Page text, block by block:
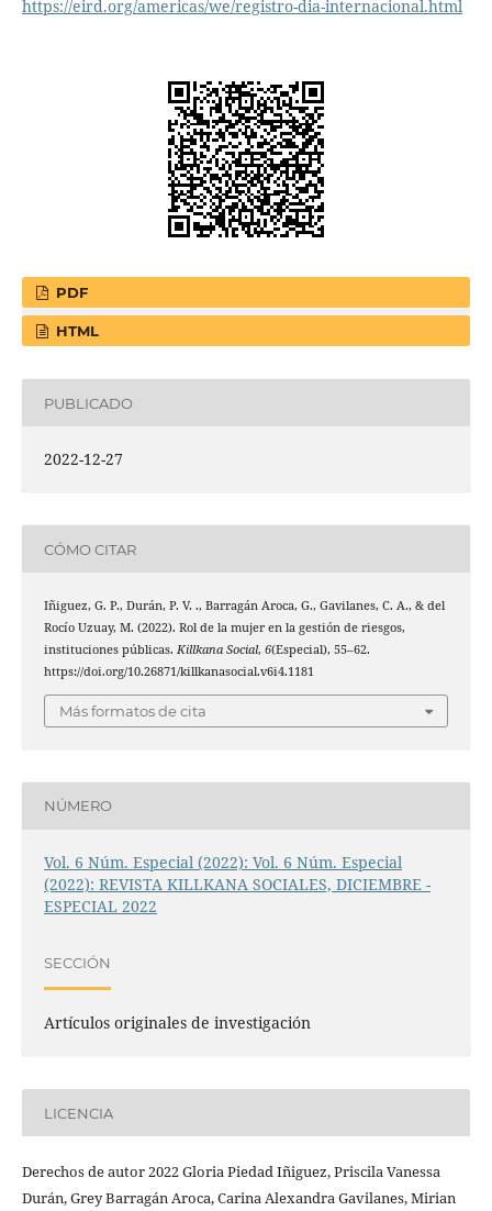
https://eird.org/americas/we/registro-dia-internacional.html
PDF
HTML
PUBLICADO
2022-12-27
CÓMO CITAR
Iñiguez, G. P., Durán, P. V. ., Barragán Aroca, G., Gavilanes, C. A., & del
Rocío Uzuay, M. (2022). Rol de la mujer en la gestión de riesgos,
instituciones públicas. Killkana Social, 6(Especial), 55–62.
https://doi.org/10.26871/killkanasocial.v6i4.1181
Más formatos de cita
NÚMERO
Vol. 6 Núm. Especial (2022): Vol. 6 Núm. Especial
(2022): REVISTA KILLKANA SOCIALES, DICIEMBRE -
ESPECIAL 2022
SECCIÓN
Artículos originales de investigación
LICENCIA
Derechos de autor 2022 Gloria Piedad Iñiguez, Priscila Vanessa
Durán, Grey Barragán Aroca, Carina Alexandra Gavilanes, Mirian